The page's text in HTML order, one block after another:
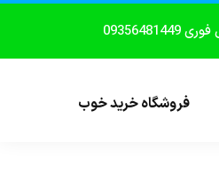
فروشگاه خرید خوب